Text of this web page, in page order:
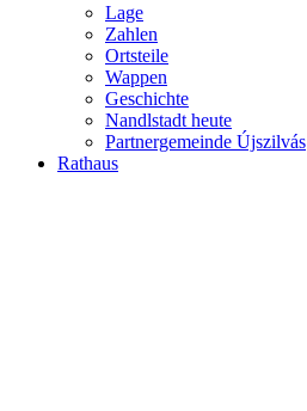
Lage
Zahlen
Ortsteile
Wappen
Geschichte
Nandlstadt heute
Partnergemeinde Újszilvás
Rathaus